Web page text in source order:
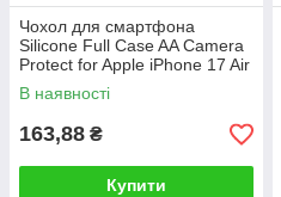
Чохол для смартфона
Silicone Full Case AA Camera
Protect for Apple iPhone 17 Air
1,Mint
В наявності
163,88 ₴
Купити